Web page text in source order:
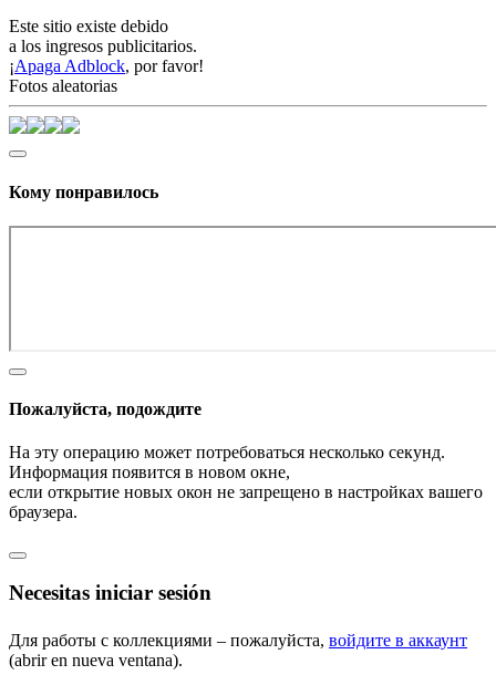
Este sitio existe debido
a los ingresos publicitarios.
¡Apaga Adblock, por favor!
Fotos aleatorias
Кому понравилось
Пожалуйста, подождите
На эту операцию может потребоваться несколько секунд.
Информация появится в новом окне,
если открытие новых окон не запрещено в настройках вашего
браузера.
Necesitas iniciar sesión
Для работы с коллекциями – пожалуйста, войдите в аккаунт
(abrir en nueva ventana).